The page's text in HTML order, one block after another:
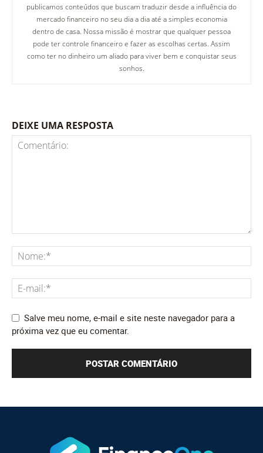
publicamos conteúdos que buscam traduzir desde a influência do
mercado financeiro no seu dia a dia até a simples economia
dentro de casa. Nossa missão é mostrar que qualquer pessoa
pode ter controle financeiro e fazer as escolhas certas. Assim
como ter no dinheiro um aliado para viver bem e conquistar seus
sonhos.
DEIXE UMA RESPOSTA
Salve meu nome, e-mail e site neste navegador para a
próxima vez que eu comentar.